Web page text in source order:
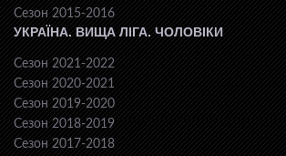
Сезон 2015-2016
УКРАЇНА. ВИЩА ЛІГА. ЧОЛОВІКИ
Сезон 2021-2022
Сезон 2020-2021
Сезон 2019-2020
Сезон 2018-2019
Сезон 2017-2018